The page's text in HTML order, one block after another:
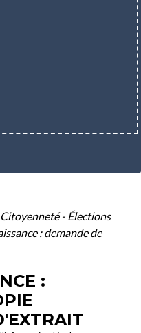
- Élections
: demande de
: